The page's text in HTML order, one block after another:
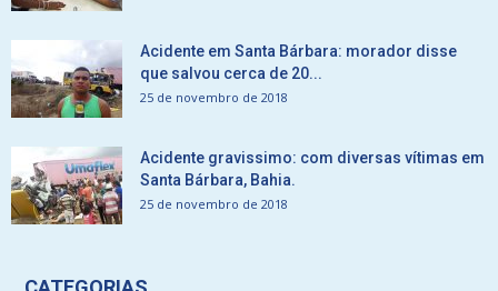
Acidente em Santa Bárbara: morador disse
que salvou cerca de 20...
25 de novembro de 2018
Acidente gravissimo: com diversas vítimas em
Santa Bárbara, Bahia.
25 de novembro de 2018